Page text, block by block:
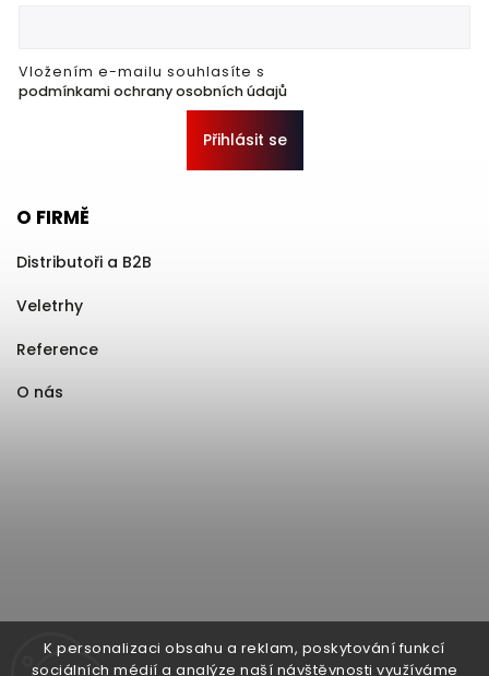
K personalizaci obsahu a reklam, poskytování funkcí
sociálních médií a analýze naší návštěvnosti využíváme
Vložením e-mailu souhlasíte s
podmínkami ochrany osobních údajů
Přihlásit se
O FIRMĚ
Distributoři a B2B
Veletrhy
Reference
O nás